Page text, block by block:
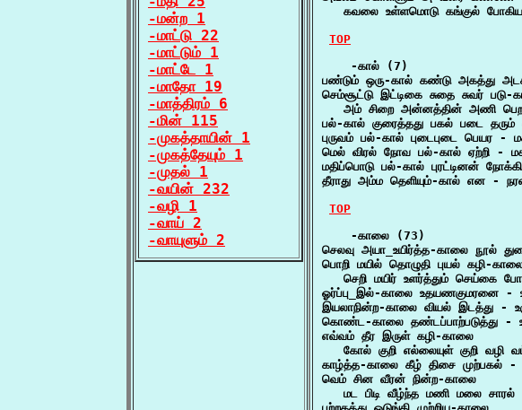
-மன்ற 1
-மாட்டு 22
-மாட்டும் 1
-மாட்டே 1
-மாதோ 19
-மாத்திரம் 6
-மின் 115
-முகத்தாயின் 1
-முகத்தேயும் 1
-முதல் 1
-வயின் 232
-வழி 1
-வாய் 2
-வாயுளும் 2
கவலை உள்ளமொடு கங்குல்
TOP
    -கால் (7)
பண்டும் ஒரு-கால் கண்டு அகத்து
செம்சூட்டு இட்டிகை சுதை சுவர் படு-
அம் சிறை அன்னத்தின் அணி
பல்-கால் குரைத்தது பகல் படை
புருவம் பல்-கால் புடைபுடை பெயர -
மெல் விரல் நோவ பல்-கால் ஏற்றி -
மதிப்பொடு பல்-கால் புரட்டினன்
தீராது அம்ம தெளியும்-கால் என -
TOP
    -காலை (73)
செலவு அயா_உயிர்த்த-காலை நூல்
பொறி மயில் தொழுதி புயல் கழி-
செறி மயிர் உளர்த்தும் செய்கை
ஓர்ப்பு_இல்-காலை உதயணகுமரனை -
இயலாநின்ற-காலை வியல் இடத்து -
கொண்ட-காலை தண்டப்பாற்படுத்து -
எவ்வம் தீர இருள் கழி-காலை
கோல் குறி எல்லையுள் குறி வழி
காழ்த்த-காலை கீழ் திசை முற்பகல்
வெம் சின வீரன் நின்ற-காலை
மட பிடி வீழ்ந்த மணி மலை